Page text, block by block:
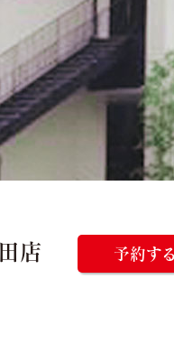
店 予約する